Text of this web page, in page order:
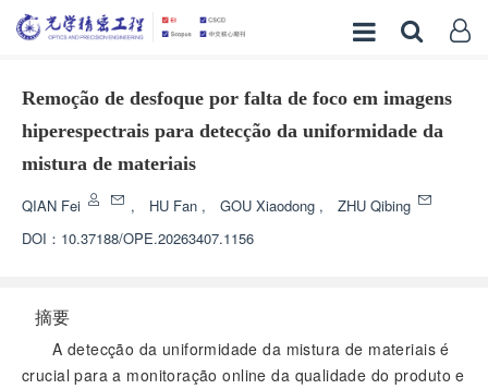
Remoção de desfoque por falta de foco em imagens
hiperespectrais para detecção da uniformidade da
mistura de materiais
QIAN Fei , HU Fan , GOU Xiaodong ,
ZHU Qibing
DOI： 10.37188/OPE.20263407.1156
摘要
A detecção da uniformidade da mistura de materiais é
crucial para a monitoração online da qualidade do produto e